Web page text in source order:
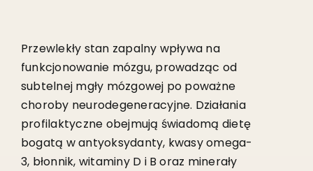
Przewlekły stan zapalny wpływa na
funkcjonowanie mózgu, prowadząc od
subtelnej mgły mózgowej po poważne
choroby neurodegeneracyjne. Działania
profilaktyczne obejmują świadomą dietę
bogatą w antyoksydanty, kwasy omega-
3, błonnik, witaminy D i B oraz minerały